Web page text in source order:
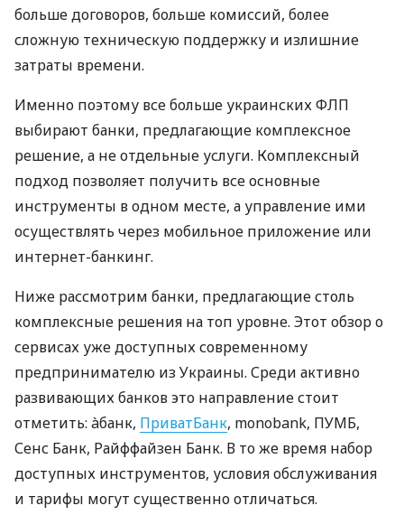
больше договоров, больше комиссий, более
сложную техническую поддержку и излишние
затраты времени.
Именно поэтому все больше украинских ФЛП
выбирают банки, предлагающие комплексное
решение, а не отдельные услуги. Комплексный
подход позволяет получить все основные
инструменты в одном месте, а управление ими
осуществлять через мобильное приложение или
интернет-банкинг.
Ниже рассмотрим банки, предлагающие столь
комплексные решения на топ уровне. Этот обзор о
сервисах уже доступных современному
предпринимателю из Украины. Среди активно
развивающих банков это направление стоит
отметить: àбанк, ПриватБанк, monobank, ПУМБ,
Сенс Банк, Райффайзен Банк. В то же время набор
доступных инструментов, условия обслуживания
и тарифы могут существенно отличаться.